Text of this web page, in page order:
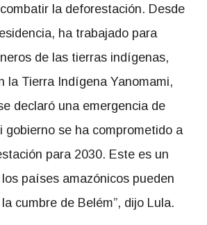
la deforestación. Desde
ha trabajado para
de las tierras indígenas,
la Tierra Indígena Yanomami,
declaró una emergencia de
gobierno se ha comprometido a
para 2030. Este es un
países amazónicos pueden
cumbre de Belém”, dijo Lula.